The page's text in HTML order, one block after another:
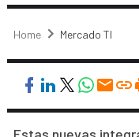
Home Mercado TI